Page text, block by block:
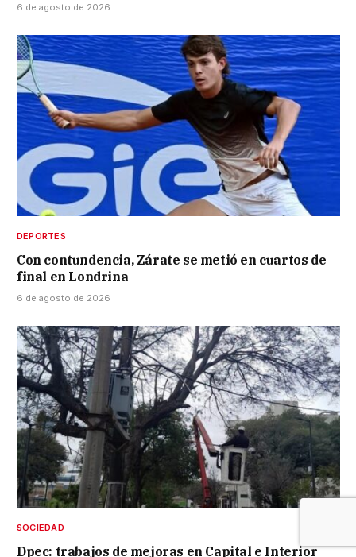
6 de agosto de 2026
DEPORTES
Con contundencia, Zárate se metió en cuartos de
final en Londrina
6 de agosto de 2026
SOCIEDAD
Dpec: trabajos de mejoras en Capital e Interior